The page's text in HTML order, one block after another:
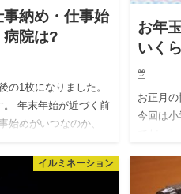
事納め・仕事始
病院は?
の1枚になりました。
。 年末年始が近づく前
始めがいつなのか、
お年
いく
お正月の
今回は
イルミネーション